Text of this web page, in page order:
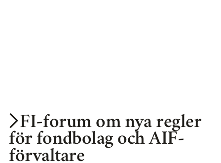
FI-forum om nya regler
för fondbolag och AIF-
förvaltare